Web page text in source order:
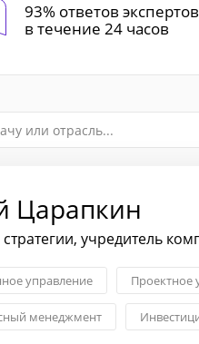
93% ответов экспертов
в течение 24 часов
Царапкин
учредитель
управление Проектное
менеджмент